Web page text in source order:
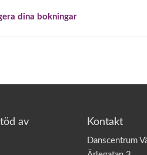
dina bokningar
av Kontakt
Danscentrum